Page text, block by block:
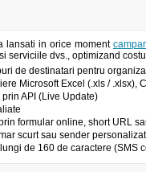
lansati in orice moment
serviciile dvs., optimizand
de destinatari pentru
Microsoft Excel (.xls / .xlsx),
API (Live Update)
formular online, short URL
scurt sau sender
de 160 de caractere (SMS